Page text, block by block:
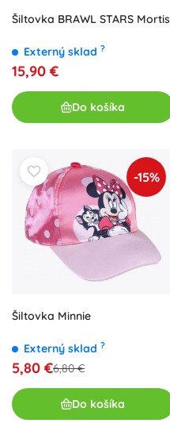
Šiltovka BRAWL STARS Mortis
Externý sklad ?
15,90 €
Do košíka
-15%
Šiltovka Minnie
Externý sklad ?
5,80 €6,80 €
Do košíka